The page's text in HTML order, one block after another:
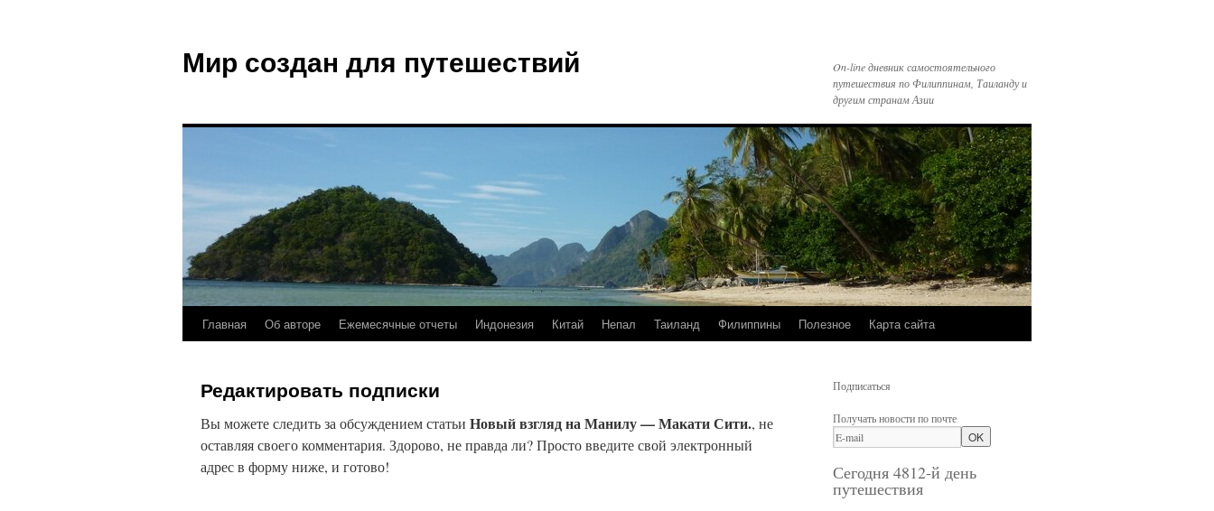
Мир создан для путешествий
On-line дневник самостоятельного
путешествия по Филиппинам, Таиланду и
другим странам Азии
Главная Об авторе Ежемесячные отчеты Индонезия Китай Непал Таиланд Филиппины Полезное Карта сайта
Редактировать подписки
Вы можете следить за обсуждением статьи Новый взгляд на Манилу — Макати Сити., не
оставляя своего комментария. Здорово, не правда ли? Просто введите свой электронный
адрес в форму ниже, и готово!
Подписаться
Получать новости по почте
Сегодня 4812-й день
путешествия